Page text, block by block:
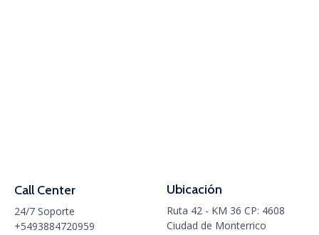
Call Center
24/7 Soporte
+5493884720959
Ubicación
Ruta 42 - KM 36 CP: 4608
Ciudad de Monterrico